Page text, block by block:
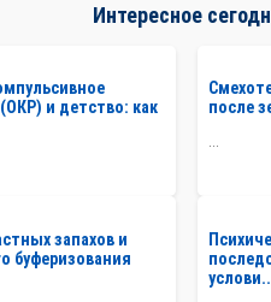
Интересное
и детство: как
после
...
запахов и
буферизования